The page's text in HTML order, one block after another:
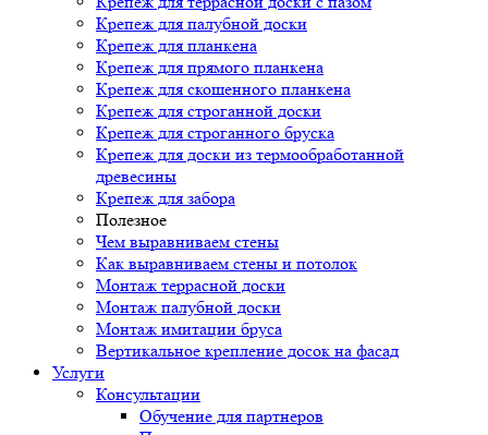
Крепеж для палубной доски
Крепеж для планкена
Крепеж для прямого планкена
Крепеж для скошенного планкена
Крепеж для строганной доски
Крепеж для строганного бруска
Крепеж для доски из термообработанной
древесины
Крепеж для забора
Полезное
Чем выравниваем стены
Как выравниваем стены и потолок
Монтаж террасной доски
Монтаж палубной доски
Монтаж имитации бруса
Вертикальное крепление досок на фасад
Услуги
Консультации
Обучение для партнеров